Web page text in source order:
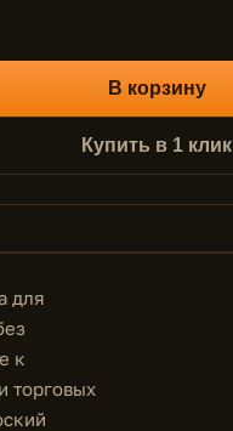
В корзину
Купить в 1 клик
для
к
торговых